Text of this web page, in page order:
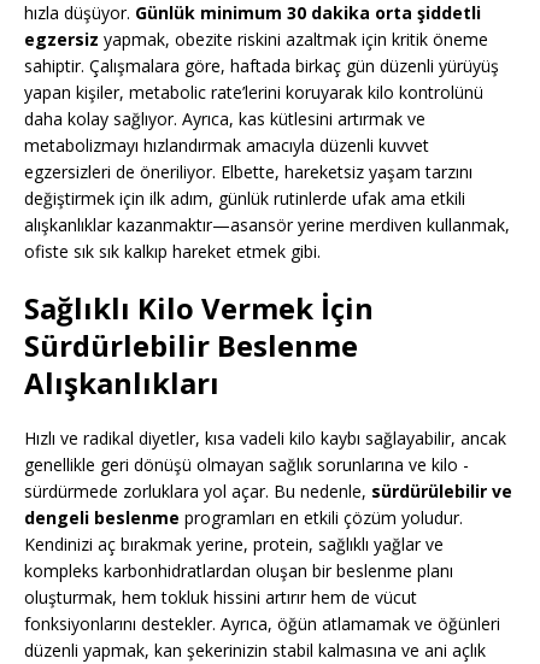
hızla düşüyor. Günlük minimum 30 dakika orta şiddetli
egzersiz yapmak, obezite riskini azaltmak için kritik öneme
sahiptir. Çalışmalara göre, haftada birkaç gün düzenli yürüyüş
yapan kişiler, metabolic rate’lerini koruyarak kilo kontrolünü
daha kolay sağlıyor. Ayrıca, kas kütlesini artırmak ve
metabolizmayı hızlandırmak amacıyla düzenli kuvvet
egzersizleri de öneriliyor. Elbette, hareketsiz yaşam tarzını
değiştirmek için ilk adım, günlük rutinlerde ufak ama etkili
alışkanlıklar kazanmaktır—asansör yerine merdiven kullanmak,
ofiste sık sık kalkıp hareket etmek gibi.
Sağlıklı Kilo Vermek İçin
Sürdürlebilir Beslenme
Alışkanlıkları
Hızlı ve radikal diyetler, kısa vadeli kilo kaybı sağlayabilir, ancak
genellikle geri dönüşü olmayan sağlık sorunlarına ve kilo -
sürdürmede zorluklara yol açar. Bu nedenle, sürdürülebilir ve
dengeli beslenme programları en etkili çözüm yoludur.
Kendinizi aç bırakmak yerine, protein, sağlıklı yağlar ve
kompleks karbonhidratlardan oluşan bir beslenme planı
oluşturmak, hem tokluk hissini artırır hem de vücut
fonksiyonlarını destekler. Ayrıca, öğün atlamamak ve öğünleri
düzenli yapmak, kan şekerinizin stabil kalmasına ve ani açlık